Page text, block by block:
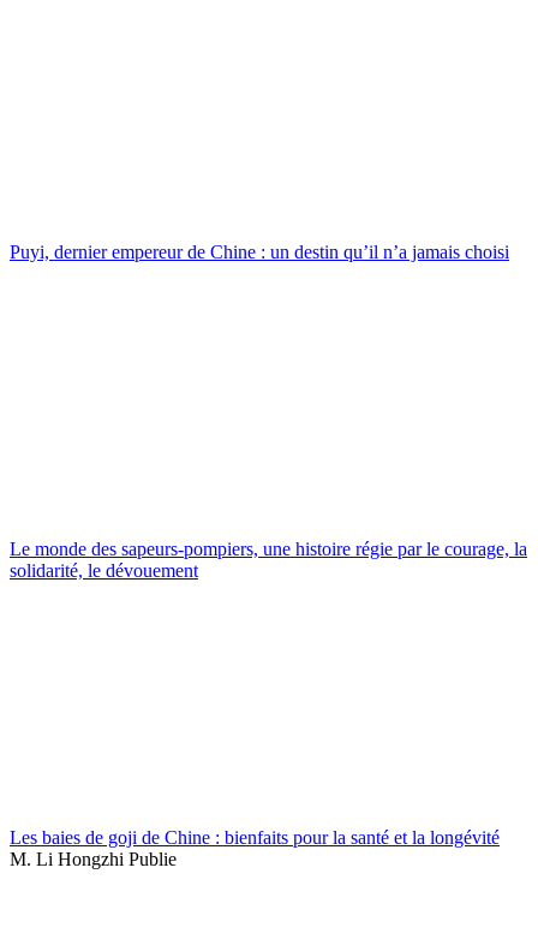
Puyi, dernier empereur de Chine : un destin qu’il n’a jamais choisi
Le monde des sapeurs-pompiers, une histoire régie par le courage, la
solidarité, le dévouement
Les baies de goji de Chine : bienfaits pour la santé et la longévité
M. Li Hongzhi Publie